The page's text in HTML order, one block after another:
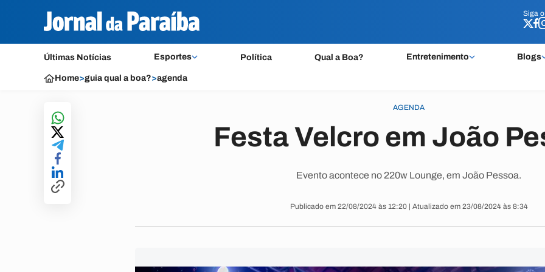
Siga o
Últimas Notícias Esportes Política Qual a Boa? Entretenimento Blogs
Siga o
Home>guia qual a boa?>agenda
AGENDA
Festa Velcro em João
Evento acontece no 220w Lounge, em João Pessoa.
Publicado em 22/08/2024 às 12:20 | Atualizado em 23/08/2024 às 8:34